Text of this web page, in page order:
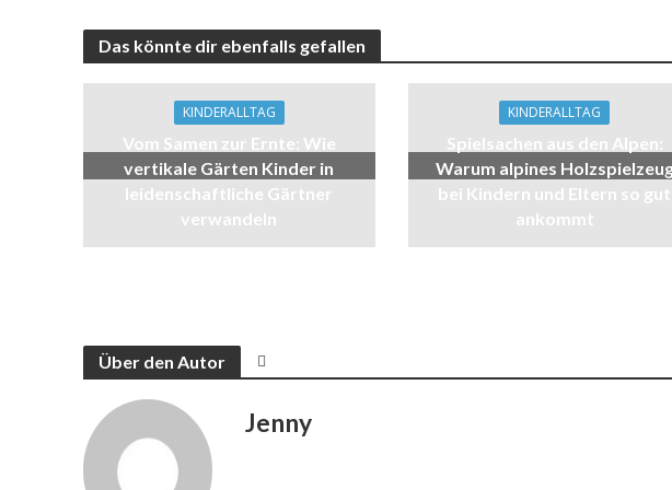
Das könnte dir ebenfalls gefallen
KINDERALLTAG
Vom Samen zur Ernte: Wie
vertikale Gärten Kinder in
leidenschaftliche Gärtner
verwandeln
KINDERALLTAG
Spielsachen aus den Alpen:
Warum alpines
bei Kindern und Eltern so gut
ankommt
Über den Autor
Jenny